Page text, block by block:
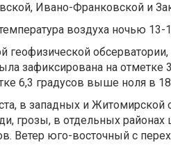
Ивано-Франковской и
воздуха ночью 13-
геофизической
зафиксирована на отметке
6,3 градусов выше ноля в
в западных и Житомирской
грозы, в отдельных
Ветер юго-восточный с